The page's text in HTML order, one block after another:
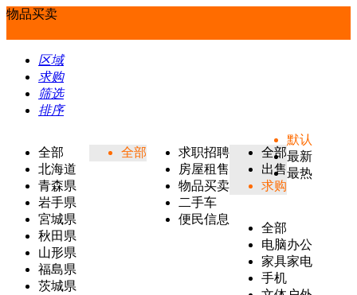
物品买卖
区域
求购
筛选
排序
全部
北海道
青森県
岩手県
宮城県
秋田県
山形県
福島県
茨城県
全部
求职招聘
房屋租售
物品买卖
二手车
便民信息
全部
出售
求购
全部
电脑办公
家具家电
手机
默认
最新
最热